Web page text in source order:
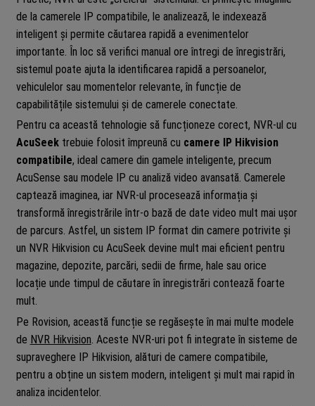
de la camerele IP compatibile, le analizează, le indexează
inteligent și permite căutarea rapidă a evenimentelor
importante. În loc să verifici manual ore întregi de înregistrări,
sistemul poate ajuta la identificarea rapidă a persoanelor,
vehiculelor sau momentelor relevante, în funcție de
capabilitățile sistemului și de camerele conectate.
Pentru ca această tehnologie să funcționeze corect, NVR-ul cu
AcuSeektrebuie folosit împreună cu camere IP Hikvision
compatibile, ideal camere din gamele inteligente, precum
AcuSense sau modele IP cu analiză video avansată. Camerele
captează imaginea, iar NVR-ul procesează informația și
transformă înregistrările într-o bază de date video mult mai ușor
de parcurs. Astfel, un sistem IP format din camere potrivite și
un NVR Hikvision cu AcuSeek devine mult mai eficient pentru
magazine, depozite, parcări, sedii de firme, hale sau orice
locație unde timpul de căutare în înregistrări contează foarte
mult.
Pe Rovision, această funcție se regăsește în mai multe modele
de NVR Hikvision. Aceste NVR-uri pot fi integrate în sisteme de
supraveghere IP Hikvision, alături de camere compatibile,
pentru a obține un sistem modern, inteligent și mult mai rapid în
analiza incidentelor.